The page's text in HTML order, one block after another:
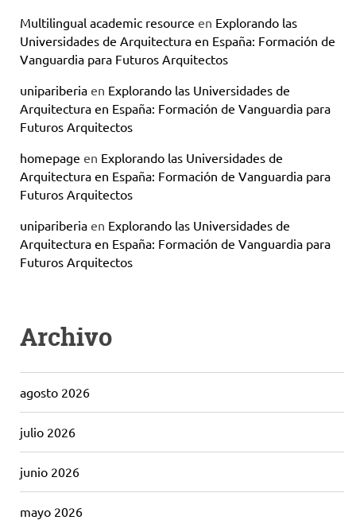
Multilingual academic resource en Explorando las
Universidades de Arquitectura en España: Formación de
Vanguardia para Futuros Arquitectos
unipariberia en Explorando las Universidades de
Arquitectura en España: Formación de Vanguardia para
Futuros Arquitectos
homepage en Explorando las Universidades de
Arquitectura en España: Formación de Vanguardia para
Futuros Arquitectos
unipariberia en Explorando las Universidades de
Arquitectura en España: Formación de Vanguardia para
Futuros Arquitectos
Archivo
agosto 2026
julio 2026
junio 2026
mayo 2026